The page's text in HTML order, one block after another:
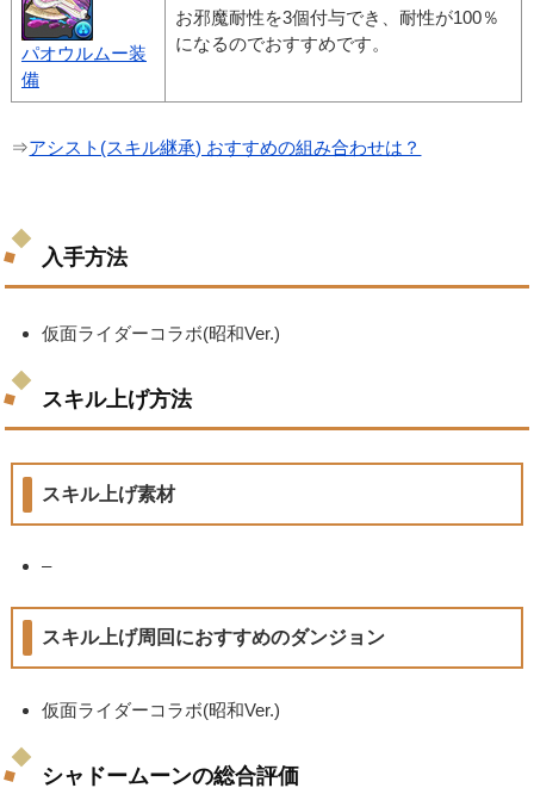
パオウルムー装
備
お邪魔耐性を3個付与でき、耐性が100％
になるのでおすすめです。
⇒アシスト(スキル継承) おすすめの組み合わせは？
入手方法
仮面ライダーコラボ(昭和Ver.)
スキル上げ方法
スキル上げ素材
–
スキル上げ周回におすすめのダンジョン
仮面ライダーコラボ(昭和Ver.)
シャドームーンの総合評価